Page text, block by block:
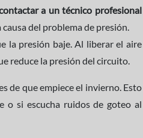
a un técnico profesional
del problema de presión.
la presión baje. Al liberar el aire
reduce la presión del circuito.
de que empiece el invierno. Esto
o si escucha ruidos de goteo al